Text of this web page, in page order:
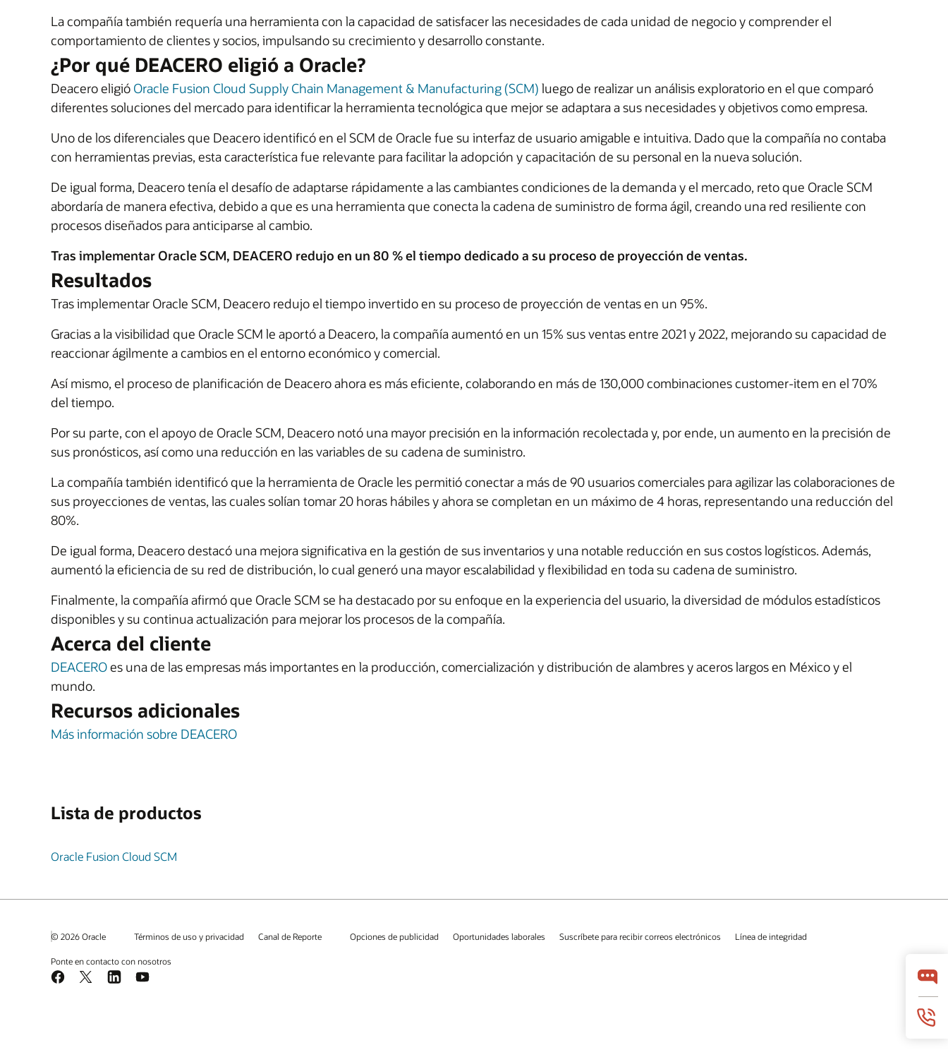
La compañía también requería una herramienta con la capacidad de satisfacer las necesidades de cada unidad de negocio y comprender el
comportamiento de clientes y socios, impulsando su crecimiento y desarrollo constante.
¿Por qué DEACERO eligió a Oracle?
Deacero eligió Oracle Fusion Cloud Supply Chain Management & Manufacturing (SCM) luego de realizar un análisis exploratorio en el que comparó
diferentes soluciones del mercado para identificar la herramienta tecnológica que mejor se adaptara a sus necesidades y objetivos como empresa.
Uno de los diferenciales que Deacero identificó en el SCM de Oracle fue su interfaz de usuario amigable e intuitiva. Dado que la compañía no contaba
con herramientas previas, esta característica fue relevante para facilitar la adopción y capacitación de su personal en la nueva solución.
De igual forma, Deacero tenía el desafío de adaptarse rápidamente a las cambiantes condiciones de la demanda y el mercado, reto que Oracle SCM
abordaría de manera efectiva, debido a que es una herramienta que conecta la cadena de suministro de forma ágil, creando una red resiliente con
procesos diseñados para anticiparse al cambio.
Tras implementar Oracle SCM, DEACERO redujo en un 80 % el tiempo dedicado a su proceso de proyección de ventas.
Resultados
Tras implementar Oracle SCM, Deacero redujo el tiempo invertido en su proceso de proyección de ventas en un 95%.
Gracias a la visibilidad que Oracle SCM le aportó a Deacero, la compañía aumentó en un 15% sus ventas entre 2021 y 2022, mejorando su capacidad de
reaccionar ágilmente a cambios en el entorno económico y comercial.
Así mismo, el proceso de planificación de Deacero ahora es más eficiente, colaborando en más de 130,000 combinaciones customer-item en el 70%
del tiempo.
Por su parte, con el apoyo de Oracle SCM, Deacero notó una mayor precisión en la información recolectada y, por ende, un aumento en la precisión de
sus pronósticos, así como una reducción en las variables de su cadena de suministro.
La compañía también identificó que la herramienta de Oracle les permitió conectar a más de 90 usuarios comerciales para agilizar las colaboraciones de
sus proyecciones de ventas, las cuales solían tomar 20 horas hábiles y ahora se completan en un máximo de 4 horas, representando una reducción del
80%.
De igual forma, Deacero destacó una mejora significativa en la gestión de sus inventarios y una notable reducción en sus costos logísticos. Además,
aumentó la eficiencia de su red de distribución, lo cual generó una mayor escalabilidad y flexibilidad en toda su cadena de suministro.
Finalmente, la compañía afirmó que Oracle SCM se ha destacado por su enfoque en la experiencia del usuario, la diversidad de módulos estadísticos
disponibles y su continua actualización para mejorar los procesos de la compañía.
Acerca del cliente
DEACEROes una de las empresas más importantes en la producción, comercialización y distribución de alambres y aceros largos en México y el
mundo.
Recursos adicionales
Más información sobre DEACERO
Lista de productos
Oracle Fusion Cloud SCM
© 2026 Oracle Términos de uso y privacidad Canal de Reporte Opciones de publicidad Oportunidades laborales Suscríbete para recibir correos electrónicos Línea de integridad
Ponte en contacto con nosotros
Facebook
X LinkedInYouTube